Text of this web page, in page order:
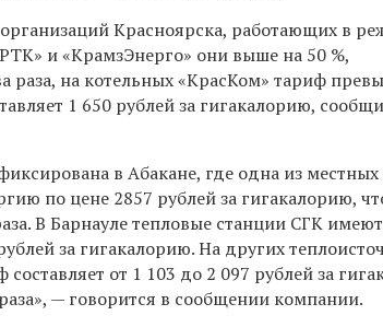
Красноярска, работающих в
и «КрамзЭнерго» они выше на 50 %,
раза, на котельных «КрасКом» тариф
1 650 рублей за гигакалорию,
в Абакане, где одна из местных
по цене 2857 рублей за гигакалорию,
В Барнауле тепловые станции СГК
за гигакалорию. На других
от 1 103 до 2 097 рублей за
— говорится в сообщении компании.